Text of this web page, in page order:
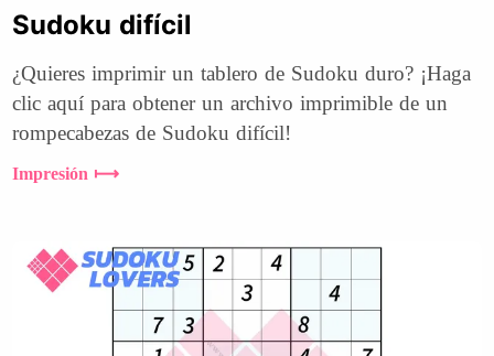
Sudoku difícil
¿Quieres imprimir un tablero de Sudoku duro? ¡Haga
clic aquí para obtener un archivo imprimible de un
rompecabezas de Sudoku difícil!
Impresión ⟼